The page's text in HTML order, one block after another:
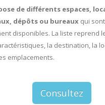
de différents espaces,
dépôts ou bureaux qui
disponibles. La liste reprend
la destination, la
emplacements.
Consultez